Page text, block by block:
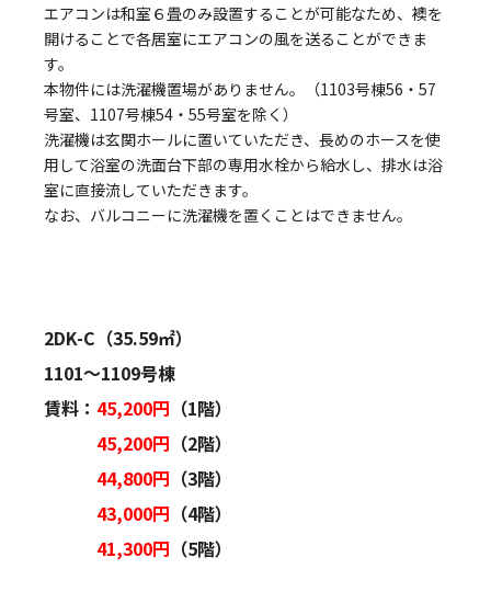
エアコンは和室６畳のみ設置することが可能なため、襖を
開けることで各居室にエアコンの風を送ることができま
す。
本物件には洗濯機置場がありません。（1103号棟56・57
号室、1107号棟54・55号室を除く）
洗濯機は玄関ホールに置いていただき、長めのホースを使
用して浴室の洗面台下部の専用水栓から給水し、排水は浴
室に直接流していただきます。
なお、バルコニーに洗濯機を置くことはできません。
2DK-C（35.59㎡）
1101～1109号棟
賃料： 45,200円 （1階）
45,200円 （2階）
44,800円 （3階）
43,000円 （4階）
41,300円 （5階）